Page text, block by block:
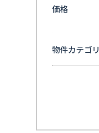
価格
物件カテゴリ